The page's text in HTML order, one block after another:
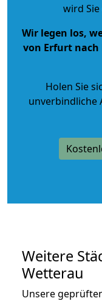
wird
Wir legen los,
von Erfurt
Holen Sie
unverbindliche
Weitere
Wetterau
Unsere